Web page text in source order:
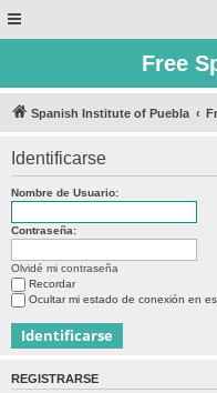
Free
Spanish Institute of Puebla
Identificarse
Nombre de Usuario:
Contraseña:
Olvidé mi contraseña
Recordar
Ocultar mi estado de conexión en
REGISTRARSE